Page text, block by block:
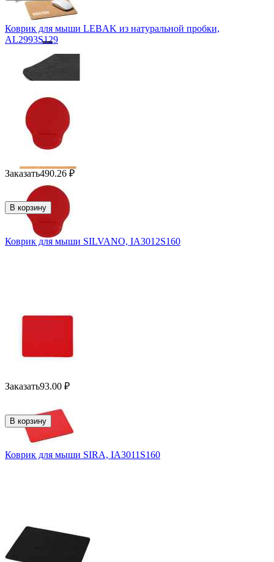
Коврик для мыши LEBAK из натуральной пробки,
AL2993S129
Заказать490.26 ₽
В корзину
Коврик для мыши SILVANO, IA3012S160
Заказать93.00 ₽
В корзину
Коврик для мыши SIRA, IA3011S160